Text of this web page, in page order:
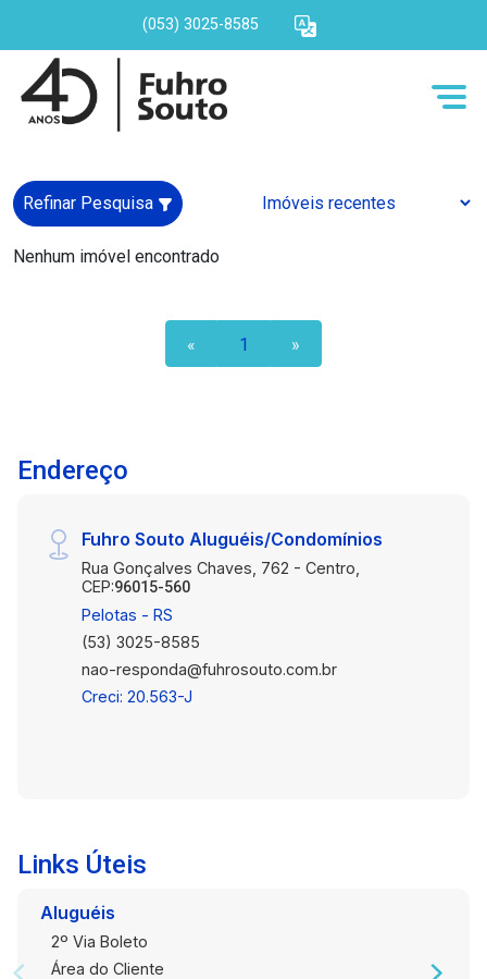
(053) 3025-8585
Refinar Pesquisa
Nenhum imóvel encontrado
« 1 »
Endereço
Fuhro Souto Aluguéis/Condomínios
Rua Gonçalves Chaves, 762 - Centro,
CEP:96015-560
Pelotas - RS
(53) 3025-8585
nao-responda@fuhrosouto.com.br
Creci: 20.563-J
Links Úteis
Aluguéis
2º Via Boleto
Área do Cliente